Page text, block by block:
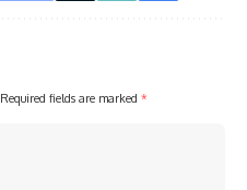
Required fields are marked *